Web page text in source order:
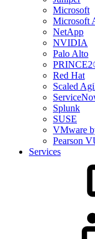
Microsoft
Microsoft
NetApp
NVIDIA
Palo Alto
Red Hat
Scaled
Splunk
SUSE
VMware
Pearson
Services